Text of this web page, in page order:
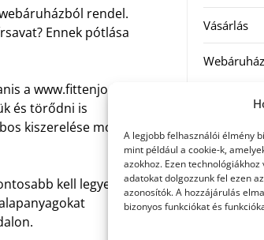
A legjobb felhasználói élmény
mint például a cookie-k,
azokhoz. Ezen
adatokat dolgozzunk fel ezen
azonosítók. A hozzájárulás
bizonyos funkciókat és
rendel.
Ennek pótlása
a www.fittenjo.hu
és törődni is
kiszerelése most
kell legyen.
Vásárlás
Webáruház